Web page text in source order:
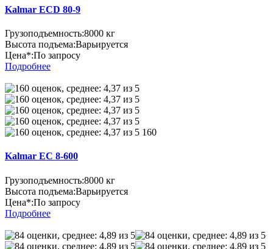
Kalmar ECD 80-9
Грузоподъемность:8000 кг
Высота подъема:Варьируется
Цена*:По запросу
Подробнее
160
Kalmar EC 8-600
Грузоподъемность:8000 кг
Высота подъема:Варьируется
Цена*:По запросу
Подробнее